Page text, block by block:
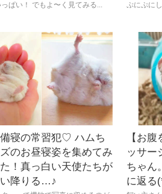
ぱい！ でもよ〜く見てみる...
ぷにぷに
寝の常習犯♡ ハムち
のお昼寝姿を集めてみ
！真っ白い天使たちが
降りる…♪
【お
ッサー
ちゃん
に返る